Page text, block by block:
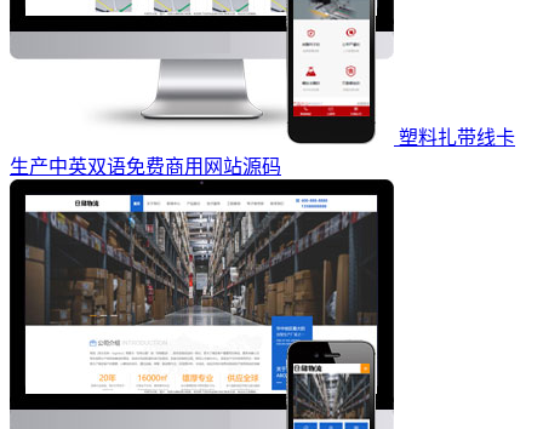
塑料扎带线卡
生产中英双语免费商用网站源码